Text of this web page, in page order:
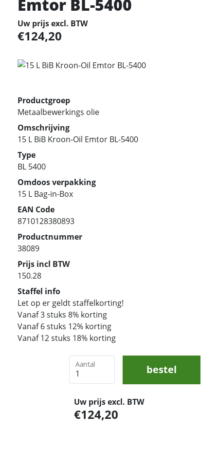
Emtor BL-5400
Uw prijs excl. BTW
124,20
Productgroep
Metaalbewerkings olie
Omschrijving
15 L BiB Kroon-Oil Emtor BL-5400
Type
BL 5400
Omdoos verpakking
15 L Bag-in-Box
EAN Code
8710128380893
Productnummer
38089
Prijs incl BTW
150.28
Staffel info
Let op er geldt staffelkorting!
Vanaf 3 stuks 8% korting
Vanaf 6 stuks 12% korting
Vanaf 12 stuks 18% korting
Aantal bestel
Uw prijs excl. BTW
124,20